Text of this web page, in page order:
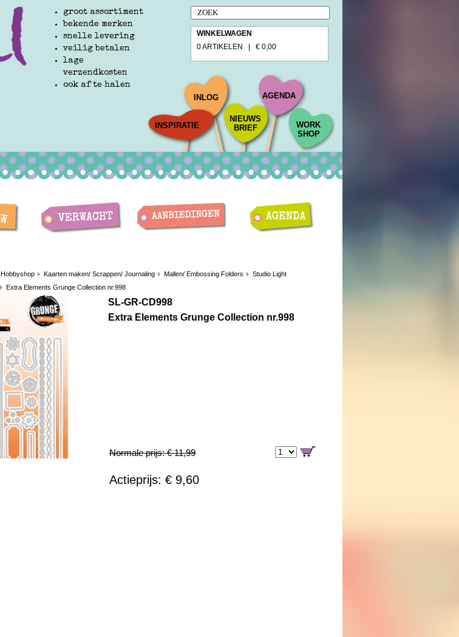
groot assortiment
bekende merken
snelle levering
veilig betalen
lage
verzendkosten
ook af te halen
WINKELWAGEN
0 ARTIKELEN | € 0,00
INSPIRATIE
INLOG
NIEUWS
BRIEF
AGENDA
WORK
SHOP
Hobbyshop Kaarten maken/ Scrappen/ Journaling Mallen/ Embossing Folders
Studio Light
Extra Elements Grunge Collection nr.998
SL-GR-CD998
Extra Elements Grunge Collection nr.998
Normale prijs: € 11,99
Actieprijs: € 9,60